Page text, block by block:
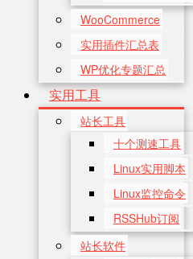
WooCommerce
实用插件汇总表
WP优化专题汇总
实用工具
站长工具
十个测速工具
Linux实用脚本
Linux监控命令
RSSHub订阅
站长软件